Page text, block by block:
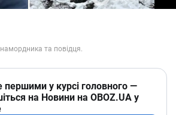
першими у курсі головного —
на Новини на OBOZ.UA у